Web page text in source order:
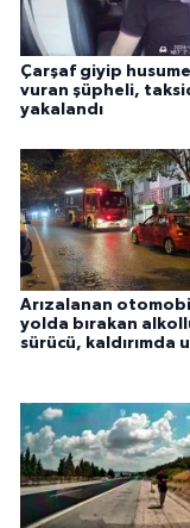
Çarşaf giyip
vuran şüpheli,
yakalandı
Arızalanan
yolda bırakan
sürücü, kaldırımda